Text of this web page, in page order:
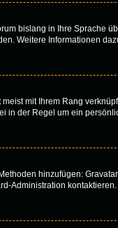
bislang in Ihre Sprache
Weitere Informationen
mit Ihrem Rang
der Regel um ein
hinzufügen:
Administration kontaktieren.